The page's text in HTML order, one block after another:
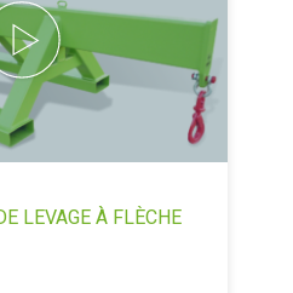
LEVAGE À FLÈCHE